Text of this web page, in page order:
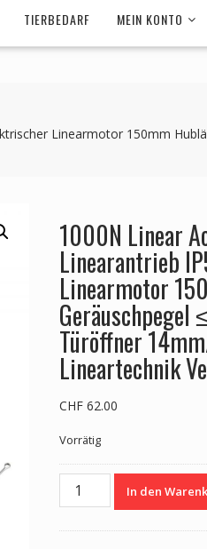
TIERBEDARF MEIN KONTO
Linearmotor 150mm
1000N Linear
Linearantrieb
Linearmotor
Geräuschpegel
Türöffner
Lineartechnik
CHF62.00
Vorrätig
1000N
In den